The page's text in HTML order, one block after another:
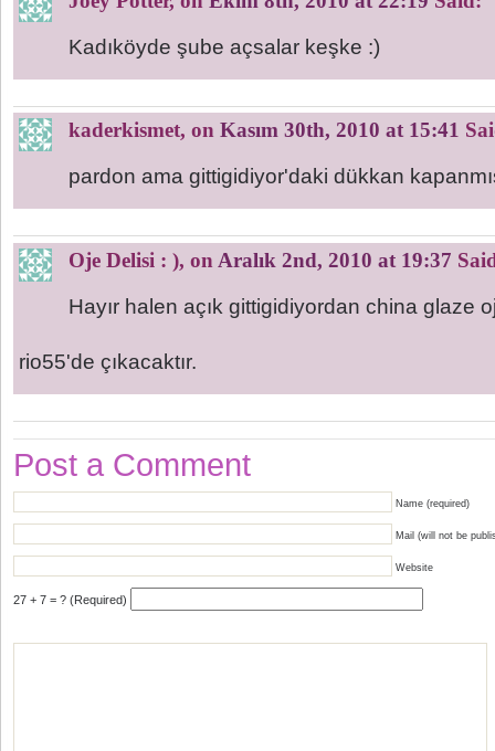
Kadıköyde şube açsalar keşke :)
kaderkismet, on Kasım 30th, 2010 at 15:41
pardon ama gittigidiyor'daki dükkan
Oje Delisi : ), on Aralık 2nd, 2010 at 19:37
Hayır halen açık gittigidiyordan china glaze
rio55'de çıkacaktır.
Post a Comment
Name (required)
Mail (will not be
Website
27 + 7 = ? (Required)